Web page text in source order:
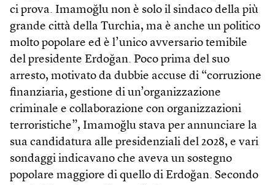
ci prova. Imamoğlu non è solo il sindaco della più
grande città della Turchia, ma è anche un politico
molto popolare ed è l’unico avversario temibile
del presidente Erdoğan. Poco prima del suo
arresto, motivato da dubbie accuse di “corruzione
finanziaria, gestione di un’organizzazione
criminale e collaborazione con organizzazioni
terroristiche”, Imamoğlu stava per annunciare la
sua candidatura alle presidenziali del 2028, e vari
sondaggi indicavano che aveva un sostegno
popolare maggiore di quello di Erdoğan. Secondo